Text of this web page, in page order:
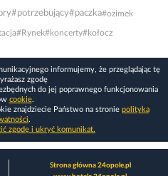
#potrzebujący#paczka#ozimek
#Rynek#koncerty#kołocz
informujemy, że przeglądając tę
zgodę
do jej poprawnego funkcjonowania
cookie.
znajdziecie Państwo na stronie polityka
.
zgodę i ukryć komunikat.
Strona główna 24opole.pl